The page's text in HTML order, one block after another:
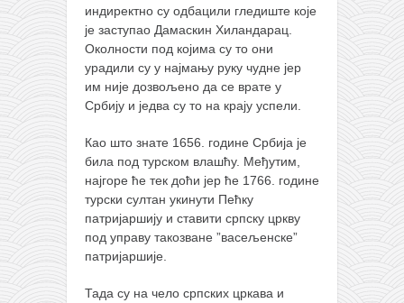
индиректно су одбацили гледиште које
је заступао Дамаскин Хиландарац.
Околности под којима су то они
урадили су у најмању руку чудне јер
им није дозвољено да се врате у
Србију и једва су то на крају успели.
Као што знате 1656. године Србија је
била под турском влашћу. Међутим,
најгоре ће тек доћи јер ће 1766. године
турски султан укинути Пећку
патријаршију и ставити српску цркву
под управу такозване ”васељенске”
патријаршије.
Тада су на чело српских цркава и